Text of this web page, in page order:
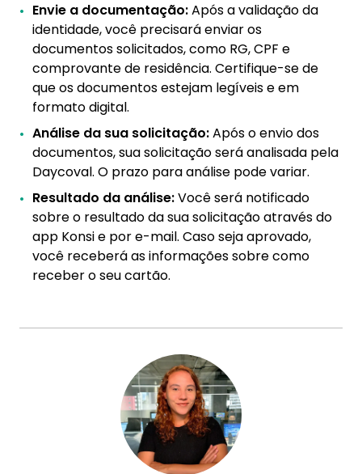
Envie a documentação:Após a validação da
identidade, você precisará enviar os
documentos solicitados, como RG, CPF e
comprovante de residência. Certifique-se de
que os documentos estejam legíveis e em
formato digital.
Análise da sua solicitação:Após o envio dos
documentos, sua solicitação será analisada pela
Daycoval. O prazo para análise pode variar.
Resultado da análise:Você será notificado
sobre o resultado da sua solicitação através do
app Konsi e por e-mail. Caso seja aprovado,
você receberá as informações sobre como
receber o seu cartão.